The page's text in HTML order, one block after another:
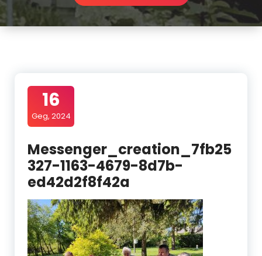
16
Geg, 2024
Messenger_creation_7fb25
327-1163-4679-8d7b-
ed42d2f8f42a